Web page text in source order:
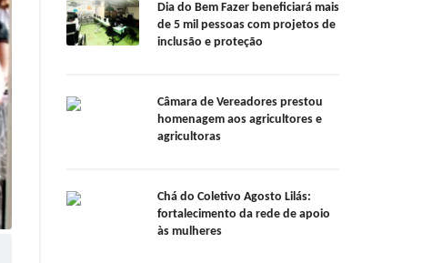
Dia do Bem Fazer beneficiará mais
de 5 mil pessoas com projetos de
inclusão e proteção
Câmara de Vereadores prestou
homenagem aos agricultores e
agricultoras
Chá do Coletivo Agosto Lilás:
fortalecimento da rede de apoio
às mulheres